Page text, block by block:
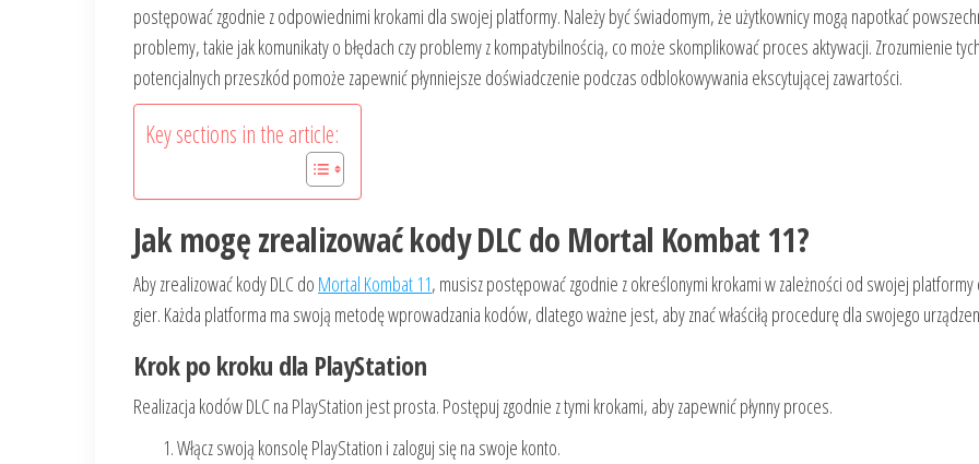
postępować zgodnie z odpowiednimi krokami dla swojej platformy. Należy być świadomym, że użytkownicy mogą napotkać
problemy, takie jak komunikaty o błędach czy problemy z kompatybilnością, co może skomplikować proces aktywacji. Zrozumienie
potencjalnych przeszkód pomoże zapewnić płynniejsze doświadczenie podczas odblokowywania ekscytującej zawartości.
Key sections in the article:
Jak mogę zrealizować kody DLC do Mortal Kombat 11?
Aby zrealizować kody DLC do Mortal Kombat 11, musisz postępować zgodnie z określonymi krokami w zależności od swojej
gier. Każda platforma ma swoją metodę wprowadzania kodów, dlatego ważne jest, aby znać właściłą procedurę dla swojego
Krok po kroku dla PlayStation
Realizacja kodów DLC na PlayStation jest prosta. Postępuj zgodnie z tymi krokami, aby zapewnić płynny proces.
Włącz swoją konsolę PlayStation i zaloguj się na swoje konto.